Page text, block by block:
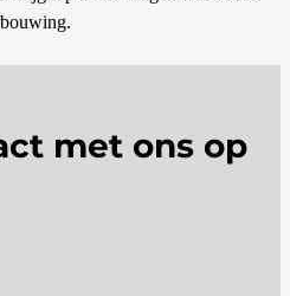
met ons op